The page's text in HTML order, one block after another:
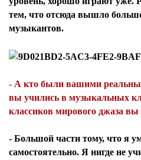
тем, что отсюда вышло
музыкантов.
- А кто были вашими
вы учились в музыкальных
классиков мирового джаза
- Большой части тому, что я
самостоятельно. Я нигде не